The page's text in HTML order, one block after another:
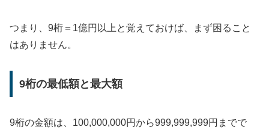
つまり、9桁＝1億円以上と覚えておけば、まず困ること
はありません。
9桁の最低額と最大額
9桁の金額は、100,000,000円から999,999,999円までで